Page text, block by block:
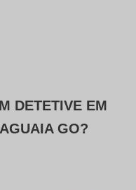
DETETIVE EM
GO?